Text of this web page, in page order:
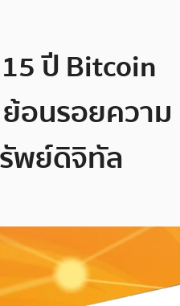
ปี Bitcoin
อนรอยความ
พย์ดิจิทัล